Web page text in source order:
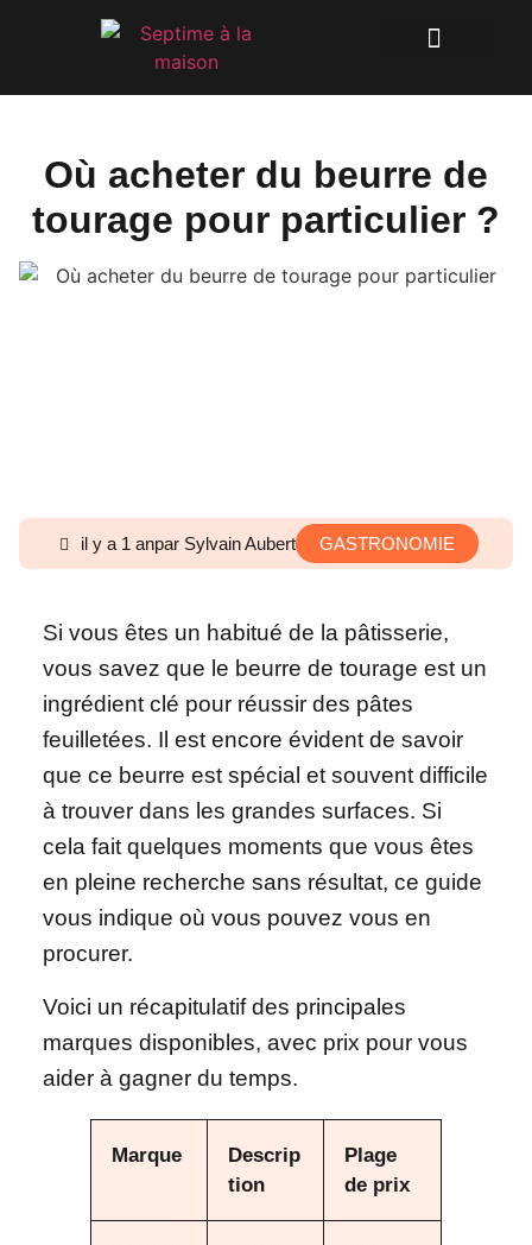
Où acheter du beurre de
tourage pour particulier ?
il y a 1 anpar Sylvain Aubert GASTRONOMIE
Si vous êtes un habitué de la pâtisserie,
vous savez que le beurre de tourage est un
ingrédient clé pour réussir des pâtes
feuilletées. Il est encore évident de savoir
que ce beurre est spécial et souvent difficile
à trouver dans les grandes surfaces. Si
cela fait quelques moments que vous êtes
en pleine recherche sans résultat, ce guide
vous indique où vous pouvez vous en
procurer.
Voici un récapitulatif des principales
marques disponibles, avec prix pour vous
aider à gagner du temps.
Marque
Descrip
tion
Plage
de prix